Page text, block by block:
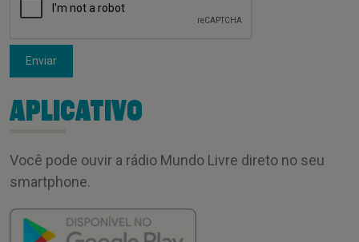
Enviar
APLICATIVO
Você pode ouvir a rádio Mundo Livre direto no seu
smartphone.